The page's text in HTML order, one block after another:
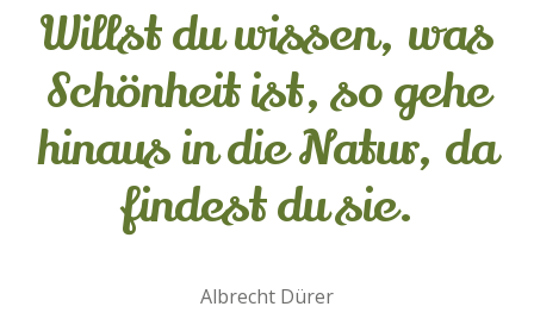
Willst du wissen, was
Schönheit ist, so gehe
hinaus in die Natur, da
findest du sie.
Albrecht Dürer